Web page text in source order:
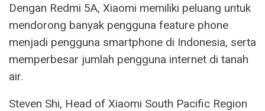
Dengan Redmi 5A, Xiaomi memiliki peluang untuk
mendorong banyak pengguna feature phone
menjadi pengguna smartphone di Indonesia, serta
memperbesar jumlah pengguna internet di tanah
air.
Steven Shi, Head of Xiaomi South Pacific Region